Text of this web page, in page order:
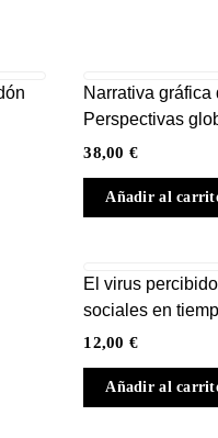
Narrativa gráfica
Perspectivas
38,00€
Añadir al
El virus
sociales en
12,00€
Añadir al